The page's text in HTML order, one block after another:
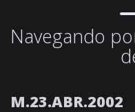
Navegando
M.23.ABR.2002